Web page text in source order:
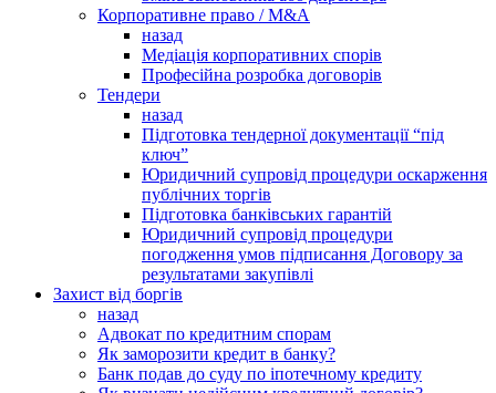
Корпоративне право / M&A
назад
Медіація корпоративних спорів
Професійна розробка договорів
Тендери
назад
Підготовка тендерної документації “під
ключ”
Юридичний супровід процедури оскарження
публічних торгів
Підготовка банківських гарантій
Юридичний супровід процедури
погодження умов підписання Договору за
результатами закупівлі
Захист від боргів
назад
Адвокат по кредитним спорам
Як заморозити кредит в банку?
Банк подав до суду по іпотечному кредиту